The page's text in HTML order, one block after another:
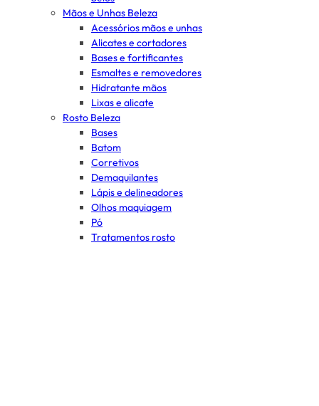
Mãos e Unhas Beleza
Acessórios mãos e unhas
Alicates e cortadores
Bases e fortificantes
Esmaltes e removedores
Hidratante mãos
Lixas e alicate
Rosto Beleza
Bases
Batom
Corretivos
Demaquilantes
Lápis e delineadores
Olhos maquiagem
Pó
Tratamentos rosto